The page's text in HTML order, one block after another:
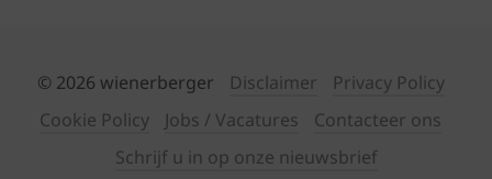
© 2026 wienerberger Disclaimer
Privacy Policy
Cookie Policy
Jobs / Vacatures
Contacteer ons
Schrijf u in op onze nieuwsbrief